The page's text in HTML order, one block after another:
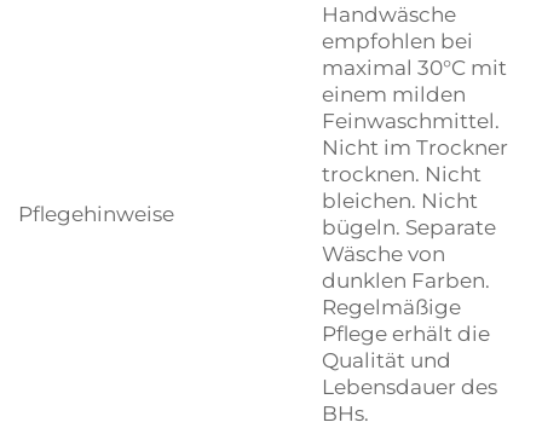
Pflegehinweise
Handwäsche
empfohlen bei
maximal 30°C mit
einem milden
Feinwaschmittel.
Nicht im Trockner
trocknen. Nicht
bleichen. Nicht
bügeln. Separate
Wäsche von
dunklen Farben.
Regelmäßige
Pflege erhält die
Qualität und
Lebensdauer des
BHs.